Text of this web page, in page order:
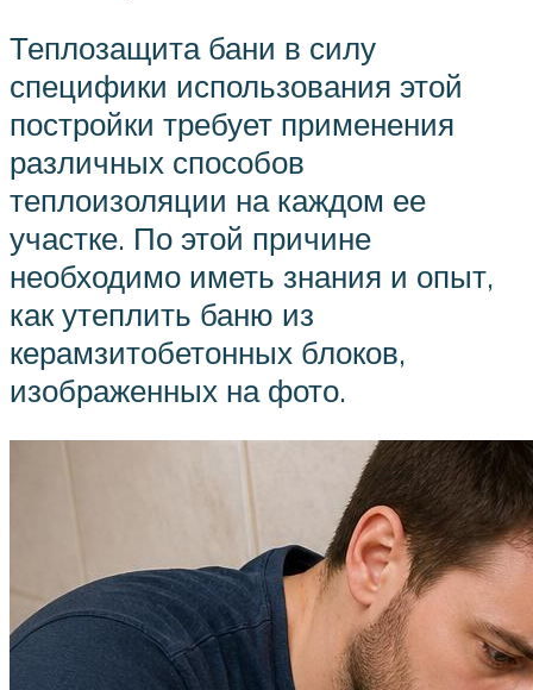
Теплозащита бани в силу
специфики использования этой
постройки требует применения
различных способов
теплоизоляции на каждом ее
участке. По этой причине
необходимо иметь знания и опыт,
как утеплить баню из
керамзитобетонных блоков,
изображенных на фото.